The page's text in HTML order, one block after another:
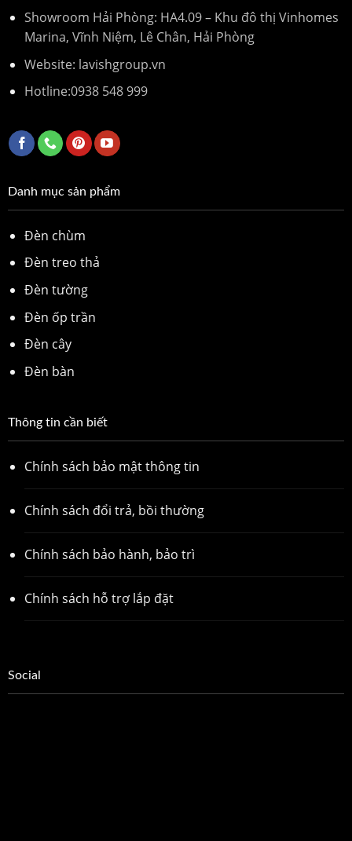
Showroom Hải Phòng: HA4.09 – Khu đô thị Vinhomes
Marina, Vĩnh Niệm, Lê Chân, Hải Phòng
Website: lavishgroup.vn
Hotline:0938 548 999
Danh mục sản phẩm
Đèn chùm
Đèn treo thả
Đèn tường
Đèn ốp trần
Đèn cây
Đèn bàn
Thông tin cần biết
Chính sách bảo mật thông tin
Chính sách đổi trả, bồi thường
Chính sách bảo hành, bảo trì
Chính sách hỗ trợ lắp đặt
Social